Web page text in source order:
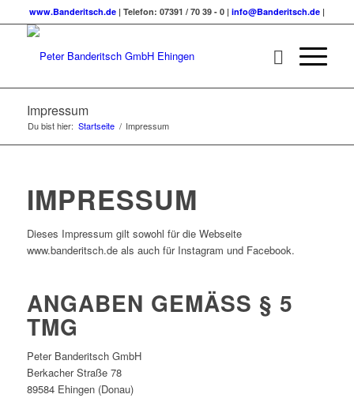
www.Banderitsch.de| Telefon: 07391 / 70 39 - 0 | info@Banderitsch.de |
Impressum
Du bist hier: Startseite / Impressum
IMPRESSUM
Dieses Impressum gilt sowohl für die Webseite
www.banderitsch.de als auch für Instagram und Facebook.
ANGABEN GEMÄSS § 5 T
MG
Peter Banderitsch GmbH
Berkacher Straße 78
89584 Ehingen (Donau)